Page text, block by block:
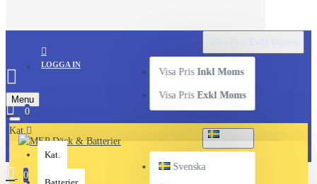
LOGGA IN
Visa Pris Inkl Moms
Visa PrisExkl Moms
Svenska
Menu
0
0
Kat.
Kat.